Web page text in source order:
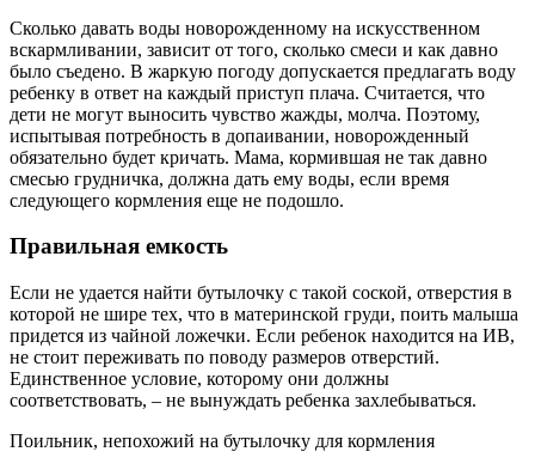
Сколько давать воды новорожденному на искусственном
вскармливании, зависит от того, сколько смеси и как давно
было съедено. В жаркую погоду допускается предлагать воду
ребенку в ответ на каждый приступ плача. Считается, что
дети не могут выносить чувство жажды, молча. Поэтому,
испытывая потребность в допаивании, новорожденный
обязательно будет кричать. Мама, кормившая не так давно
смесью грудничка, должна дать ему воды, если время
следующего кормления еще не подошло.
Правильная емкость
Если не удается найти бутылочку с такой соской, отверстия в
которой не шире тех, что в материнской груди, поить малыша
придется из чайной ложечки. Если ребенок находится на ИВ,
не стоит переживать по поводу размеров отверстий.
Единственное условие, которому они должны
соответствовать, – не вынуждать ребенка захлебываться.
Поильник, непохожий на бутылочку для кормления